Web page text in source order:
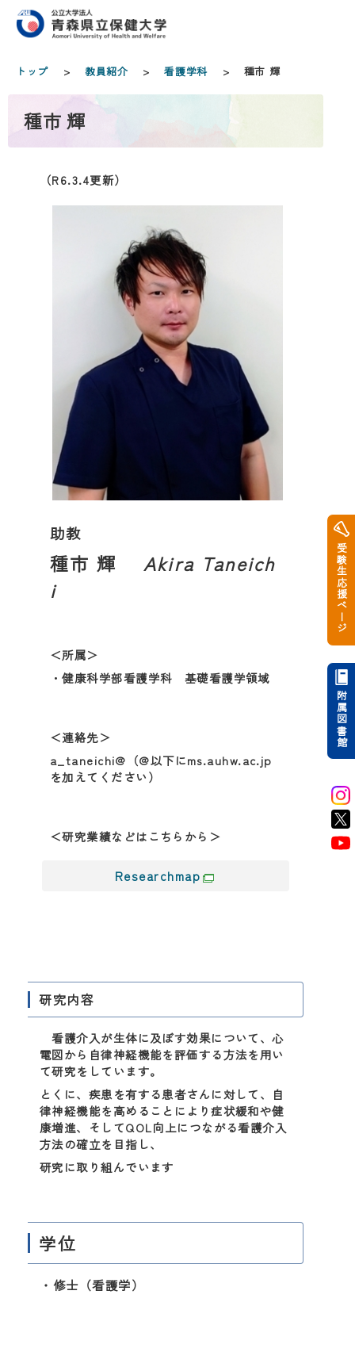
トップ > 教員紹介 >看護学科 > 種市 輝
種市 輝
（R6.3.4更新）
助教
種市 輝 Akira Taneich
i
＜所属＞
・健康科学部看護学科 基礎看護学領域
＜連絡先＞
a_taneichi@（@以下にms.auhw.ac.jp
を加えてください）
＜研究業績などはこちらから＞
Researchmap
研究内容
看護介入が生体に及ぼす効果について、心
電図から自律神経機能を評価する方法を用い
て研究をしています。
とくに、疾患を有する患者さんに対して、自
律神経機能を高めることにより症状緩和や健
康増進、そしてQOL向上につながる看護介入
方法の確立を目指し、
研究に取り組んでいます
学位
・修士（看護学）
受験生応援ページ
附属図書館